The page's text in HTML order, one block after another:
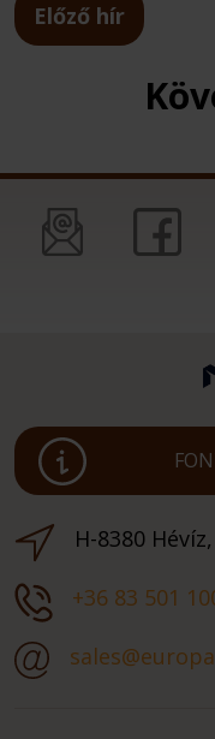
Előző hír
H-8380
+36 83 501